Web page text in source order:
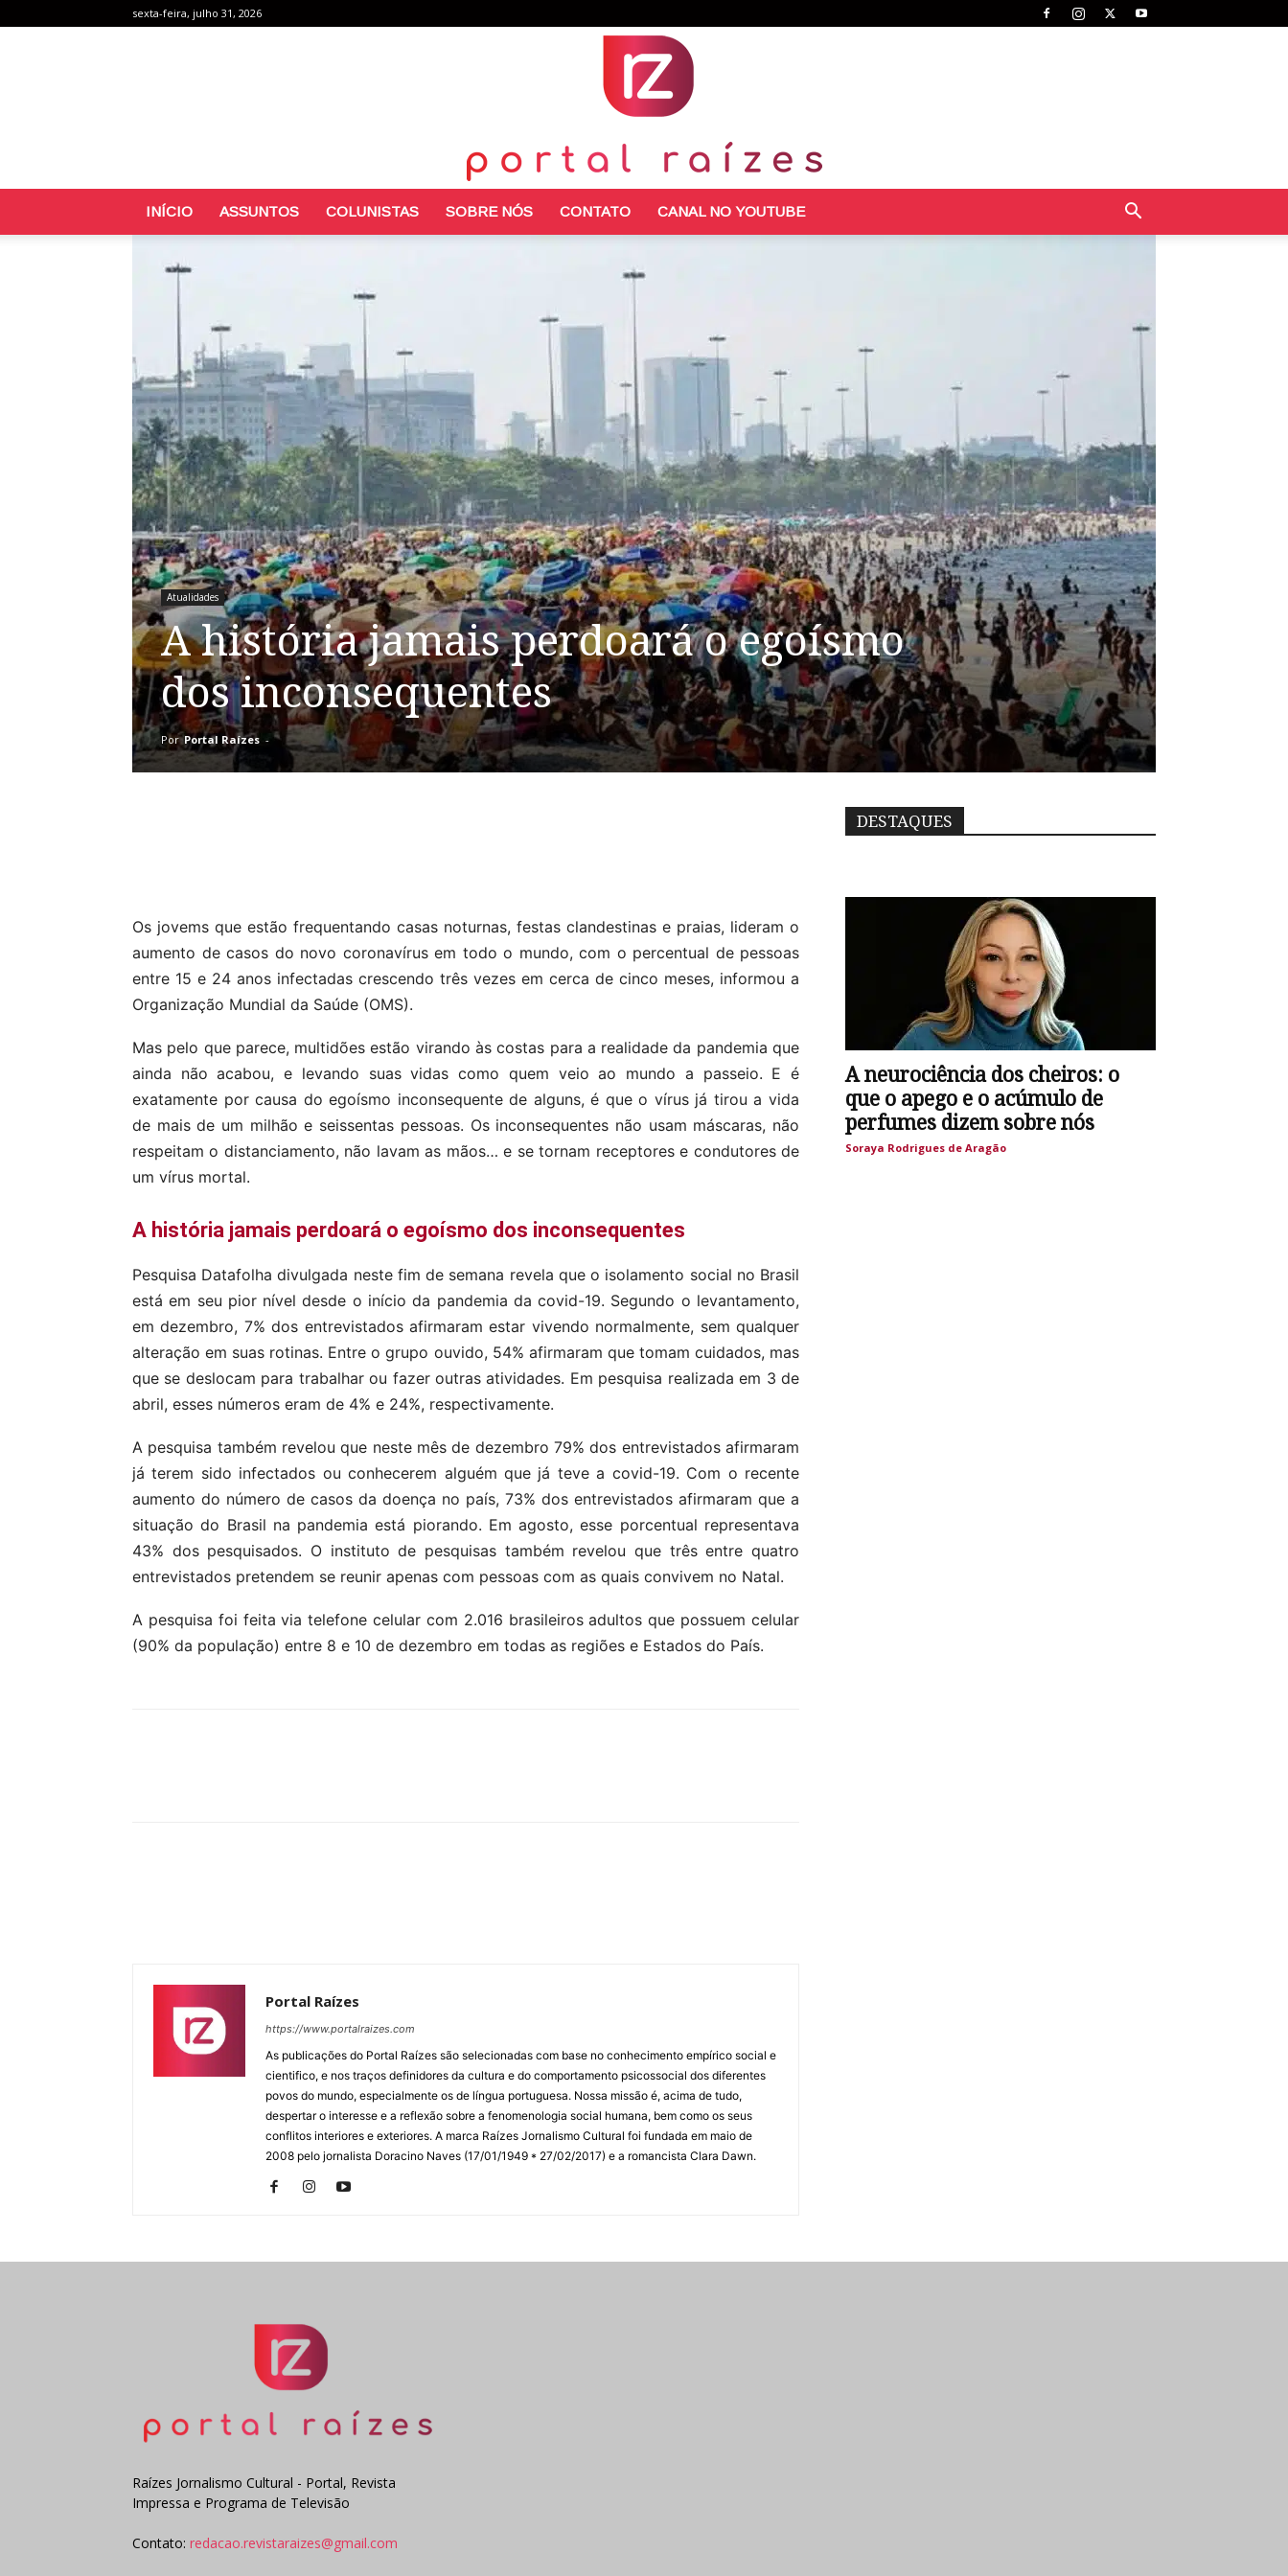
sexta-feira, julho 31, 2026
Raízes
INÍCIO ASSUNTOS COLUNISTAS SOBRE NÓS CONTATO CANAL NO YOUTUBE
Atualidades
A história jamais perdoará o egoísmo
dos inconsequentes
Por Portal Raízes -
Os jovems que estão frequentando casas noturnas, festas clandestinas e praias, lideram o
aumento de casos do novo coronavírus em todo o mundo, com o percentual de pessoas
entre 15 e 24 anos infectadas crescendo três vezes em cerca de cinco meses, informou a
Organização Mundial da Saúde (OMS).
Mas pelo que parece, multidões estão virando às costas para a realidade da pandemia que
ainda não acabou, e levando suas vidas como quem veio ao mundo a passeio. E é
exatamente por causa do egoísmo inconsequente de alguns, é que o vírus já tirou a vida
de mais de um milhão e seissentas pessoas. Os inconsequentes não usam máscaras, não
respeitam o distanciamento, não lavam as mãos… e se tornam receptores e condutores de
um vírus mortal.
A história jamais perdoará o egoísmo dos inconsequentes
Pesquisa Datafolha divulgada neste fim de semana revela que o isolamento social no Brasil
está em seu pior nível desde o início da pandemia da covid-19. Segundo o levantamento,
em dezembro, 7% dos entrevistados afirmaram estar vivendo normalmente, sem qualquer
alteração em suas rotinas. Entre o grupo ouvido, 54% afirmaram que tomam cuidados, mas
que se deslocam para trabalhar ou fazer outras atividades. Em pesquisa realizada em 3 de
abril, esses números eram de 4% e 24%, respectivamente.
A pesquisa também revelou que neste mês de dezembro 79% dos entrevistados afirmaram
já terem sido infectados ou conhecerem alguém que já teve a covid-19. Com o recente
aumento do número de casos da doença no país, 73% dos entrevistados afirmaram que a
situação do Brasil na pandemia está piorando. Em agosto, esse porcentual representava
43% dos pesquisados. O instituto de pesquisas também revelou que três entre quatro
entrevistados pretendem se reunir apenas com pessoas com as quais convivem no Natal.
A pesquisa foi feita via telefone celular com 2.016 brasileiros adultos que possuem celular
(90% da população) entre 8 e 10 de dezembro em todas as regiões e Estados do País.
Portal Raízes
https://www.portalraizes.com
As publicações do Portal Raízes são selecionadas com base no conhecimento empírico social e
cientifico, e nos traços definidores da cultura e do comportamento psicossocial dos diferentes
povos do mundo, especialmente os de língua portuguesa. Nossa missão é, acima de tudo,
despertar o interesse e a reflexão sobre a fenomenologia social humana, bem como os seus
conflitos interiores e exteriores. A marca Raízes Jornalismo Cultural foi fundada em maio de
2008 pelo jornalista Doracino Naves (17/01/1949 * 27/02/2017) e a romancista Clara Dawn.
DESTAQUES
A neurociência dos cheiros: o
que o apego e o acúmulo de
perfumes dizem sobre nós
Soraya Rodrigues de Aragão
Raízes Jornalismo Cultural - Portal, Revista
Impressa e Programa de Televisão
Contato: redacao.revistaraizes@gmail.com